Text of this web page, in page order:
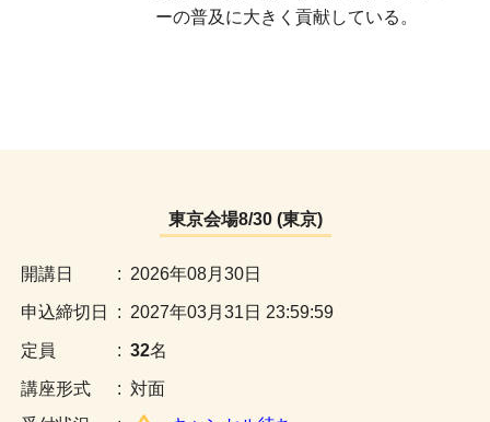
ーの普及に大きく貢献している。
東京会場8/30 (東京)
: 2026年08月30日
: 2027年03月31日 23:59:59
: 32名
: 対面